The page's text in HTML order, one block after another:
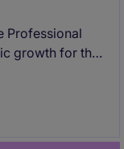
Professional
growth for the
build key
a globally